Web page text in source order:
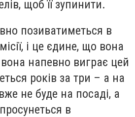
щоб її зупинити.
позиватиметься в
і це єдине, що вона
напевно виграє цей
років за три – а на
не буде на посаді, а
в